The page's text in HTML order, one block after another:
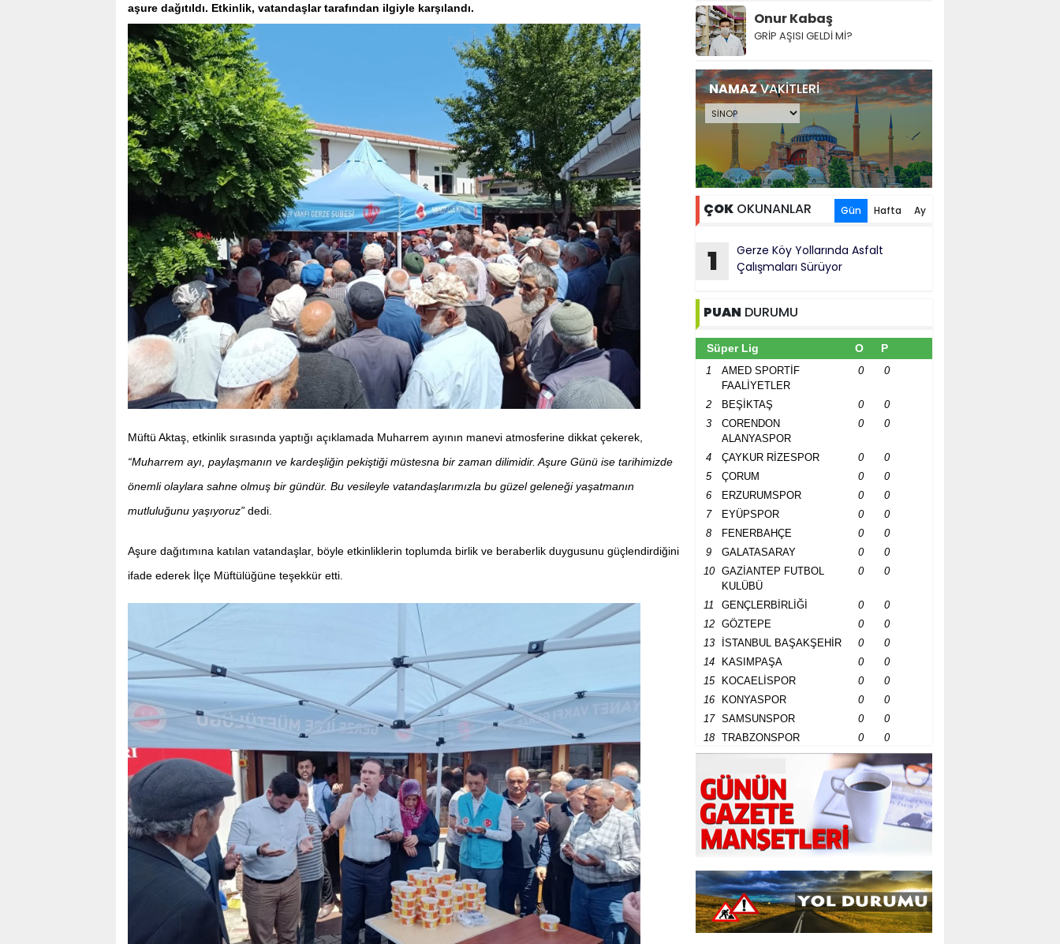
aşure dağıtıldı. Etkinlik, vatandaşlar tarafından ilgiyle karşılandı.
Müftü Aktaş, etkinlik sırasında yaptığı açıklamada Muharrem ayının manevi atmosferine dikkat çekerek,
“Muharrem ayı, paylaşmanın ve kardeşliğin pekiştiği müstesna bir zaman dilimidir. Aşure Günü ise tarihimizde
önemli olaylara sahne olmuş bir gündür. Bu vesileyle vatandaşlarımızla bu güzel geleneği yaşatmanın
mutluluğunu yaşıyoruz” dedi.
Aşure dağıtımına katılan vatandaşlar, böyle etkinliklerin toplumda birlik ve beraberlik duygusunu güçlendirdiğini
ifade ederek İlçe Müftülüğüne teşekkür etti.
Onur Kabaş
GRİP AŞISI GELDİ Mİ?
NAMAZVAKİTLERİ
ÇOK OKUNANLAR Gün Hafta Ay
1
Gerze Köy Yollarında Asfalt
Çalışmaları Sürüyor
PUAN DURUMU
Süper Lig O P
1
AMED SPORTİF
FAALİYETLER
0 0
2 BEŞİKTAŞ 0
0
3
CORENDON
ALANYASPOR
0 0
4 ÇAYKUR RİZESPOR 0
0
5
ÇORUM 0
0
6
ERZURUMSPOR 0
0
7
EYÜPSPOR 0
0
8
FENERBAHÇE 0
0
9
GALATASARAY 0
0
10
GAZİANTEP FUTBOL
KULÜBÜ
0 0
11 GENÇLERBİRLİĞİ 0
0
12
GÖZTEPE 0
0
13
İSTANBUL BAŞAKŞEHİR 0
0
14
KASIMPAŞA 0
0
15
KOCAELİSPOR 0
0
16
KONYASPOR 0
0
17
SAMSUNSPOR 0
0
18
TRABZONSPOR 0 0